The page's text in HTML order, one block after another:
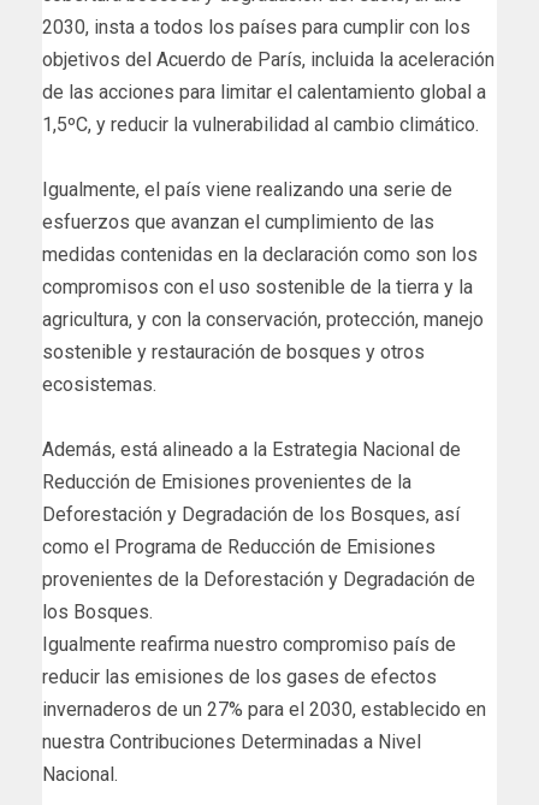
2030, insta a todos los países para cumplir con los
objetivos del Acuerdo de París, incluida la aceleración
de las acciones para limitar el calentamiento global a
1,5ºC, y reducir la vulnerabilidad al cambio climático.
Igualmente, el país viene realizando una serie de
esfuerzos que avanzan el cumplimiento de las
medidas contenidas en la declaración como son los
compromisos con el uso sostenible de la tierra y la
agricultura, y con la conservación, protección, manejo
sostenible y restauración de bosques y otros
ecosistemas.
Además, está alineado a la Estrategia Nacional de
Reducción de Emisiones provenientes de la
Deforestación y Degradación de los Bosques, así
como el Programa de Reducción de Emisiones
provenientes de la Deforestación y Degradación de
los Bosques.
Igualmente reafirma nuestro compromiso país de
reducir las emisiones de los gases de efectos
invernaderos de un 27% para el 2030, establecido en
nuestra Contribuciones Determinadas a Nivel
Nacional.